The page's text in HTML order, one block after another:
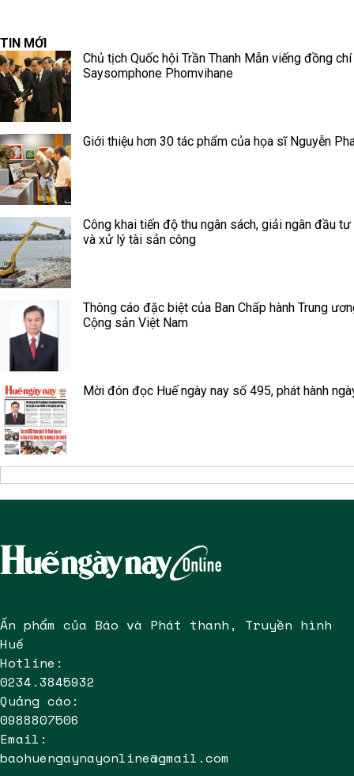
TIN MỚI
Chủ tịch Quốc hội Trần Thanh Mẫn viếng đồng chí
Saysomphone Phomvihane
Giới thiệu hơn 30 tác phẩm của họa sĩ Nguyễn
Công khai tiến độ thu ngân sách, giải ngân đầu
và xử lý tài sản công
Thông cáo đặc biệt của Ban Chấp hành Trung
Cộng sản Việt Nam
Mời đón đọc Huế ngày nay số 495, phát hành
Ấn phẩm của Báo và Phát thanh, Truyền hình
Huế
Hotline:
0234.3845932
Quảng cáo:
0988807506
Email:
baohuengaynayonline@gmail.com